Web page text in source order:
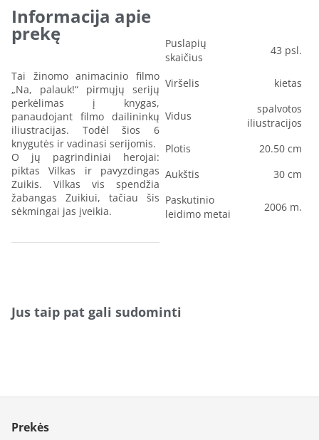
Informacija apie
prekę
Tai žinomo animacinio filmo
„Na, palauk!“ pirmųjų serijų
perkėlimas į knygas,
panaudojant filmo dailininkų
iliustracijas. Todėl šios 6
knygutės ir vadinasi serijomis.
O jų pagrindiniai herojai:
piktas Vilkas ir pavyzdingas
Zuikis. Vilkas vis spendžia
žabangas Zuikiui, tačiau šis
sėkmingai jas įveikia.
Puslapių
skaičius
43 psl.
Viršelis kietas
Vidus
spalvotos
iliustracijos
Plotis
20.50 cm
Aukštis
30 cm
Paskutinio
leidimo metai
2006 m.
Jus taip pat gali sudominti
Prekės